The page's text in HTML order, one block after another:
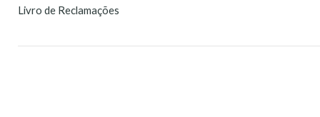
Livro de Reclamações